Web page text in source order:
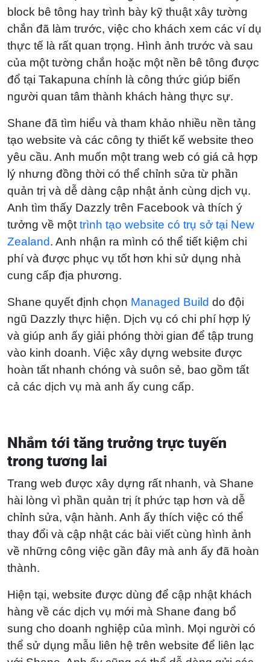
block bê tông hay trình bày kỹ thuật xây tường
chắn đã làm trước, việc cho khách xem các ví dụ
thực tế là rất quan trọng. Hình ảnh trước và sau
của một tường chắn hoặc một nền bê tông được
đổ tại Takapuna chính là công thức giúp biến
người quan tâm thành khách hàng thực sự.
Shane đã tìm hiểu và tham khảo nhiều nền tảng
tạo website và các công ty thiết kế website theo
yêu cầu. Anh muốn một trang web có giá cả hợp
lý nhưng đồng thời có thể chỉnh sửa từ phần
quản trị và dễ dàng cập nhật ảnh cùng dịch vụ.
Anh tìm thấy Dazzly trên Facebook và thích ý
tưởng về mộttrình tạo website có trụ sở tại New
Zealand. Anh nhận ra mình có thể tiết kiệm chi
phí và được phục vụ tốt hơn khi sử dụng nhà
cung cấp địa phương.
Shane quyết định chọn Managed Build do đội
ngũ Dazzly thực hiện. Dịch vụ có chi phí hợp lý
và giúp anh ấy giải phóng thời gian để tập trung
vào kinh doanh. Việc xây dựng website được
hoàn tất nhanh chóng và suôn sẻ, bao gồm tất
cả các dịch vụ mà anh ấy cung cấp.
Nhắm tới tăng trưởng trực tuyến
trong tương lai
Trang web được xây dựng rất nhanh, và Shane
hài lòng vì phần quản trị ít phức tạp hơn và dễ
chỉnh sửa, vận hành. Anh ấy thích việc có thể
thay đổi và cập nhật các bài viết cùng hình ảnh
về những công việc gần đây mà anh ấy đã hoàn
thành.
Hiện tại, website được dùng để cập nhật khách
hàng về các dịch vụ mới mà Shane đang bổ
sung cho doanh nghiệp của mình. Mọi người có
thể sử dụng mẫu liên hệ trên website để liên lạc